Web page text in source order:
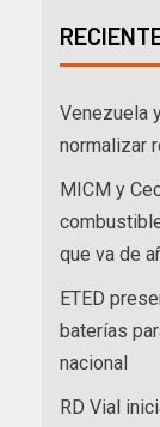
Venezuela
normalizar
MICM y
que va de
ETED
baterías
nacional
RD Vial